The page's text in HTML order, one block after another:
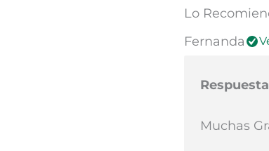
Lo
Fernanda
Muchas